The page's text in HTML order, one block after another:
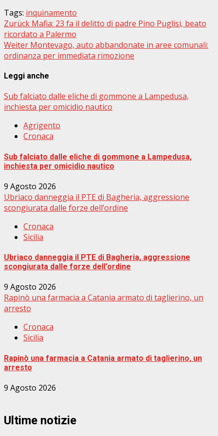
Tags: inquinamento
Beitragsnavigation
Zurück Mafia: 23 fa il delitto di padre Pino Puglisi, beato
ricordato a Palermo
Weiter Montevago, auto abbandonate in aree comunali:
ordinanza per immediata rimozione
Leggi anche
Sub falciato dalle eliche di gommone a Lampedusa,
inchiesta per omicidio nautico
Agrigento
Cronaca
Sub falciato dalle eliche di gommone a Lampedusa,
inchiesta per omicidio nautico
9 Agosto 2026
Ubriaco danneggia il PTE di Bagheria, aggressione
scongiurata dalle forze dell’ordine
Cronaca
Sicilia
Ubriaco danneggia il PTE di Bagheria, aggressione
scongiurata dalle forze dell’ordine
9 Agosto 2026
Rapinò una farmacia a Catania armato di taglierino, un
arresto
Cronaca
Sicilia
Rapinò una farmacia a Catania armato di taglierino, un
arresto
9 Agosto 2026
Ultime notizie